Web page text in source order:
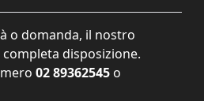
o domanda, il nostro
disposizione.
02 89362545 o